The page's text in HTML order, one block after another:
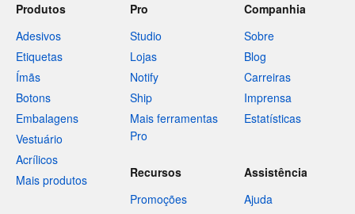
Produtos
Adesivos
Etiquetas
Ímãs
Botons
Embalagens
Vestuário
Acrílicos
Mais produtos
Pro
Studio
Lojas
Notify
Ship
Mais ferramentas
Pro
Companhia
Sobre
Blog
Carreiras
Imprensa
Estatísticas
Recursos
Promoções
Assistência
Ajuda